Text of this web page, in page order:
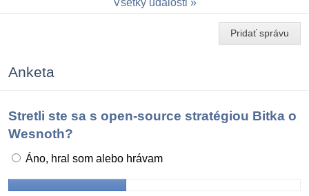
Všetky udalosti
Pridať správu
Anketa
Stretli ste sa s open-source stratégiou Bitka o
Wesnoth?
Áno, hral som alebo hrávam